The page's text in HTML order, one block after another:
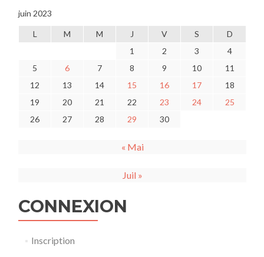
juin 2023
L M M J V S
D
1
2 3
4
5
6 7 8 9 10
11
12
13 14 15 16 17
18
19
20 21 22 23 24
25
26
27 28 29 30
« Mai
Juil »
CONNEXION
Inscription